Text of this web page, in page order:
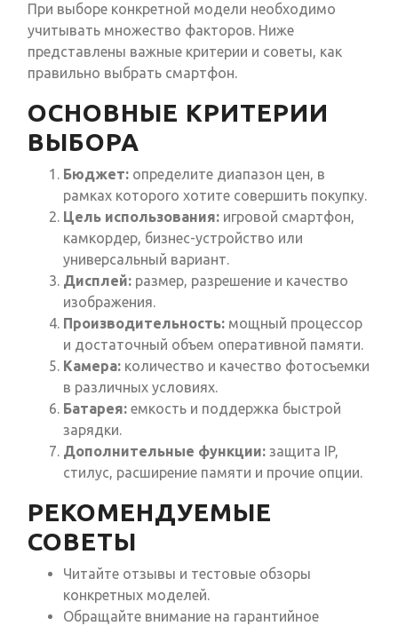
При выборе конкретной модели необходимо
учитывать множество факторов. Ниже
представлены важные критерии и советы, как
правильно выбрать смартфон.
ОСНОВНЫЕ КРИТЕРИИ
ВЫБОРА
Бюджет: определите диапазон цен, в
рамках которого хотите совершить покупку.
Цель использования: игровой смартфон,
камкордер, бизнес-устройство или
универсальный вариант.
Дисплей: размер, разрешение и качество
изображения.
Производительность: мощный процессор
и достаточный объем оперативной памяти.
Камера: количество и качество фотосъемки
в различных условиях.
Батарея: емкость и поддержка быстрой
зарядки.
Дополнительные функции: защита IP,
стилус, расширение памяти и прочие опции.
РЕКОМЕНДУЕМЫЕ
СОВЕТЫ
Читайте отзывы и тестовые обзоры
конкретных моделей.
Обращайте внимание на гарантийное